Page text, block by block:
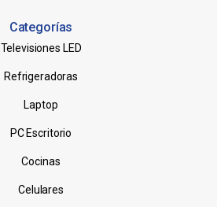
Categorías
Televisiones LED
Refrigeradoras
Laptop
PC Escritorio
Cocinas
Celulares